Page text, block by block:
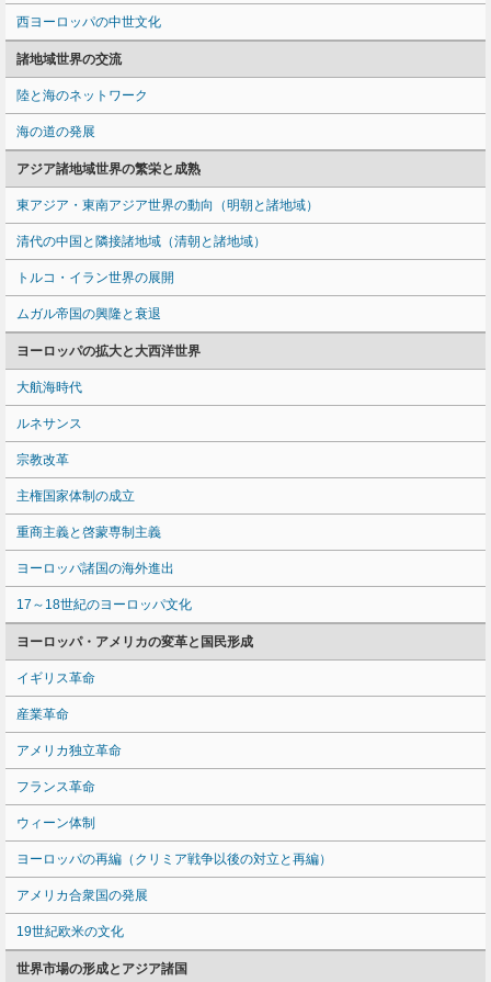
西ヨーロッパの中世文化
諸地域世界の交流
陸と海のネットワーク
海の道の発展
アジア諸地域世界の繁栄と成熟
東アジア・東南アジア世界の動向（明朝と諸地域）
清代の中国と隣接諸地域（清朝と諸地域）
トルコ・イラン世界の展開
ムガル帝国の興隆と衰退
ヨーロッパの拡大と大西洋世界
大航海時代
ルネサンス
宗教改革
主権国家体制の成立
重商主義と啓蒙専制主義
ヨーロッパ諸国の海外進出
17～18世紀のヨーロッパ文化
ヨーロッパ・アメリカの変革と国民形成
イギリス革命
産業革命
アメリカ独立革命
フランス革命
ウィーン体制
ヨーロッパの再編（クリミア戦争以後の対立と再編）
アメリカ合衆国の発展
19世紀欧米の文化
世界市場の形成とアジア諸国